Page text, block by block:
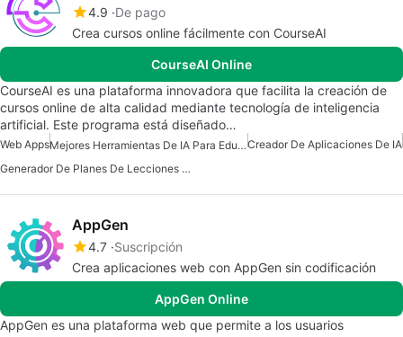
4.9 De pago
Crea cursos online fácilmente con CourseAI
CourseAI Online
CourseAI es una plataforma innovadora que facilita la creación de
cursos online de alta calidad mediante tecnología de inteligencia
artificial. Este programa está diseñado…
Web Apps Mejores Herramientas De IA Para EducadoresCreador De Aplicaciones De IA
Generador De Planes De Lecciones De Ai Gratis
AppGen
4.7 Suscripción
Crea aplicaciones web con AppGen sin codificación
AppGen Online
AppGen es una plataforma web que permite a los usuarios